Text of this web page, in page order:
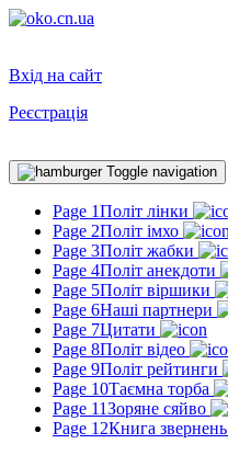
Вхід на сайт
Реєстрація
Toggle navigation
Page 1Політ лінки
Page 2Політ імхо
Page 3Політ жабки
Page 4Політ анекдоти
Page 5Політ віршики
Page 6Наші партнери
Page 7Цитати
Page 8Політ відео
Page 9Політ рейтинги
Page 10Таємна торба
Page 11Зоряне сяйво
Page 12Книга звернень